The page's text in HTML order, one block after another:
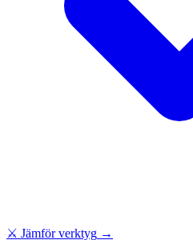
⚔ Jämför verktyg →